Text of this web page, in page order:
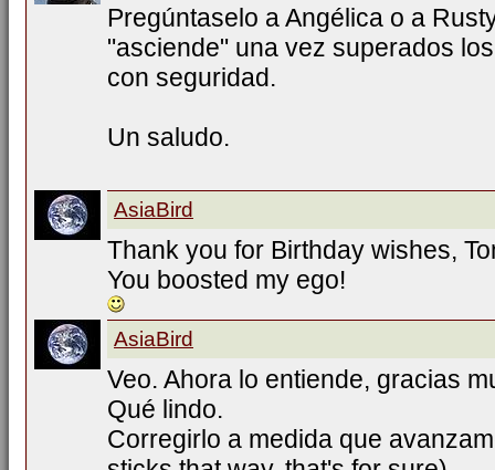
Pregúntaselo a Angélica o a
"asciende" una vez superados
con seguridad.
Un saludo.
AsiaBird
Thank you for Birthday wishes,
You boosted my ego!
AsiaBird
Veo. Ahora lo entiende, gracias
Qué lindo.
Corregirlo a medida que